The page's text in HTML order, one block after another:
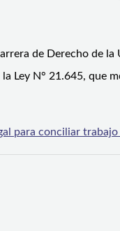
de Derecho de
Ley N° 21.645, que
para conciliar